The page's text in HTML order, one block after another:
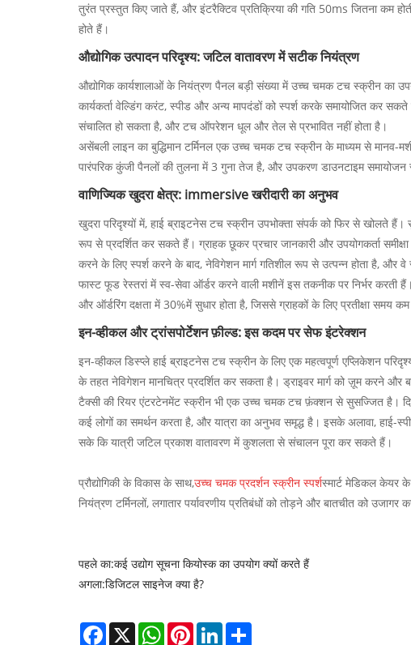
तुरंत प्रस्तुत किए जाते हैं, और इंटरैक्टिव प्रतिक्रिया की गति 50ms जितना कम
होते हैं।
औद्योगिक उत्पादन परिदृश्य: जटिल वातावरण में सटीक नियंत्रण
औद्योगिक कार्यशालाओं के नियंत्रण पैनल बड़ी संख्या में उच्च चमक टच स्क्रीन का
कार्यकर्ता वेल्डिंग करंट, स्पीड और अन्य मापदंडों को स्पर्श करके समायोजित कर
संचालित हो सकता है, और टच ऑपरेशन धूल और तेल से प्रभावित नहीं होता है।
असेंबली लाइन का बुद्धिमान टर्मिनल एक उच्च चमक टच स्क्रीन के माध्यम से मानव-
पारंपरिक कुंजी पैनलों की तुलना में 3 गुना तेज है, और उपकरण डाउनटाइम
वाणिज्यिक खुदरा क्षेत्र: immersive खरीदारी का अनुभव
खुदरा परिदृश्यों में, हाई ब्राइटनेस टच स्क्रीन उपभोक्ता संपर्क को फिर से खोलते
रूप से प्रदर्शित कर सकते हैं। ग्राहक छूकर प्रचार जानकारी और उपयोगकर्ता
करने के लिए स्पर्श करने के बाद, नेविगेशन मार्ग गतिशील रूप से उत्पन्न होता है, और
फास्ट फूड रेस्तरां में स्व-सेवा ऑर्डर करने वाली मशीनें इस तकनीक पर निर्भर
और ऑर्डरिंग दक्षता में 30%में सुधार होता है, जिससे ग्राहकों के लिए प्रतीक्षा समय कम
इन-व्हीकल और ट्रांसपोर्टेशन फ़ील्ड: इस कदम पर सेफ इंटरेक्शन
इन-व्हीकल डिस्प्ले हाई ब्राइटनेस टच स्क्रीन के लिए एक महत्वपूर्ण एप्लिकेशन
के तहत नेविगेशन मानचित्र प्रदर्शित कर सकता है। ड्राइवर मार्ग को ज़ूम करने
टैक्सी की रियर एंटरटेनमेंट स्क्रीन भी एक उच्च चमक टच फ़ंक्शन से सुसज्जित है।
कई लोगों का समर्थन करता है, और यात्रा का अनुभव समृद्ध है। इसके अलावा, हाई-
सके कि यात्री जटिल प्रकाश वातावरण में कुशलता से संचालन पूरा कर सकते हैं।
प्रौद्योगिकी के विकास के साथ,उच्च चमक प्रदर्शन स्क्रीन स्पर्शस्मार्ट मेडिकल केयर
नियंत्रण टर्मिनलों, लगातार पर्यावरणीय प्रतिबंधों को तोड़ने और बातचीत को उजागर
पहले का:कई उद्योग सूचना कियोस्क का उपयोग क्यों करते हैं
अगला:डिजिटल साइनेज क्या है?
Facebook
X WhatsAppPinterestLinkedIn